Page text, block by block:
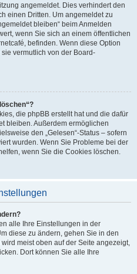
angemeldet. Dies verhindert den
einen Dritten. Um angemeldet zu
bleiben“ beim Anmelden
wenn Sie sich an einem öffentlichen
befinden. Wenn diese Option
vermutlich von der Board-
die phpBB erstellt hat und die dafür
bleiben. Außerdem ermöglichen
den „Gelesen“-Status – sofern
wurden. Wenn Sie Probleme bei der
wenn Sie die Cookies löschen.
alle Ihre Einstellungen in der
diese zu ändern, gehen Sie in den
meist oben auf der Seite angezeigt,
Dort können Sie alle Ihre